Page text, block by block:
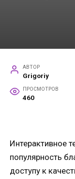
АВТОР
Grigoriy
ПРОСМОТРОВ
460
Интерактивное
популярность
доступу к